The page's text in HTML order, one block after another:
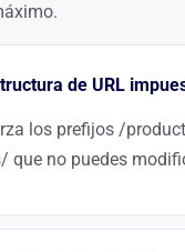
de URL
los prefijos /
que no puedes
tu control sobre la